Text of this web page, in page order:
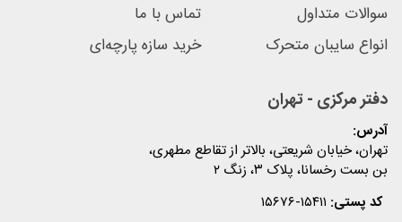
تماس با ما
سوالات متداول
خرید سازه پارچه‌ای
انواع سایبان متحرک
دفتر مرکزی - تهران
آدرس:
تهران، خیابان شریعتی، بالاتر از تقاطع مطهری،
بن بست رخسانا، پلاک ۳، زنگ ۲
کد پستی: ۱۵۶۷۶-۱۵۴۱۱